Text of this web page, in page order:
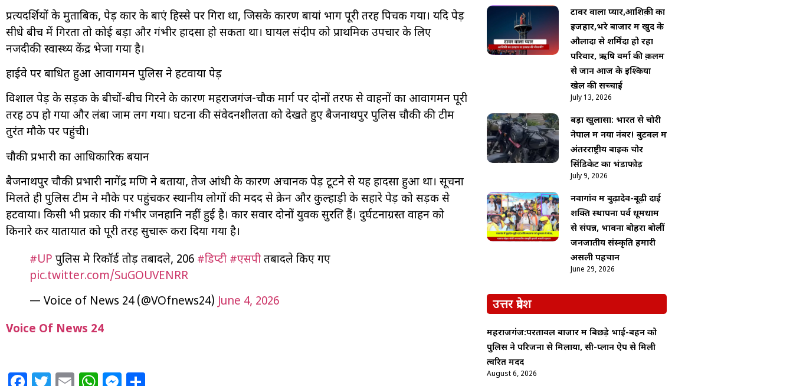
प्रत्यक्षदर्शियों के मुताबिक, पेड़ कार के बाएं हिस्से पर गिरा था, जिसके कारण बायां भाग पूरी तरह पिचक गया। यदि पेड़
सीधे बीच में गिरता तो कोई बड़ा और गंभीर हादसा हो सकता था। घायल संदीप को प्राथमिक उपचार के लिए
नजदीकी स्वास्थ्य केंद्र भेजा गया है।
हाईवे पर बाधित हुआ आवागमन पुलिस ने हटवाया पेड़
विशाल पेड़ के सड़क के बीचों-बीच गिरने के कारण महराजगंज-चौक मार्ग पर दोनों तरफ से वाहनों का आवागमन पूरी
तरह ठप हो गया और लंबा जाम लग गया। घटना की संवेदनशीलता को देखते हुए बैजनाथपुर पुलिस चौकी की टीम
तुरंत मौके पर पहुंची।
चौकी प्रभारी का आधिकारिक बयान
बैजनाथपुर चौकी प्रभारी नागेंद्र मणि ने बताया, तेज आंधी के कारण अचानक पेड़ टूटने से यह हादसा हुआ था। सूचना
मिलते ही पुलिस टीम ने मौके पर पहुंचकर स्थानीय लोगों की मदद से क्रेन और कुल्हाड़ी के सहारे पेड़ को सड़क से
हटवाया। किसी भी प्रकार की गंभीर जनहानि नहीं हुई है। कार सवार दोनों युवक सुरक्षित हैं। दुर्घटनाग्रस्त वाहन को
किनारे कर यातायात को पूरी तरह सुचारू करा दिया गया है।
#UP पुलिस मे रिकॉर्ड तोड़ तबादले, 206 #डिप्टी #एसपी तबादले किए गए
pic.twitter.com/SuGOUVENRR
— Voice of News 24 (@VOfnews24) June 4, 2026
Voice Of News 24
टावर वाला प्यार,आशिक़ी का
इजहार,भरे बाजार में खुद के
औलादों से शर्मिंदा हो रहा
परिवार, ऋषि वर्मा की क़लम
से जानें आज के इश्किया
खेल की सच्चाई
July 13, 2026
बड़ा खुलासा: भारत से चोरी
नेपाल में नया नंबर! बुटवल में
अंतरराष्ट्रीय बाइक चोर
सिंडिकेट का भंडाफोड़
July 9, 2026
नवागांव में बुढ़ादेव-बूढ़ी दाई
शक्ति स्थापना पर्व धूमधाम
से संपन्न, भावना बोहरा बोलीं
जनजातीय संस्कृति हमारी
असली पहचान
June 29, 2026
उत्तर प्रदेश
महराजगंज:परतावल बाजार में बिछड़े भाई-बहन को
पुलिस ने परिजनों से मिलाया, सी-प्लान ऐप से मिली
त्वरित मदद
August 6, 2026